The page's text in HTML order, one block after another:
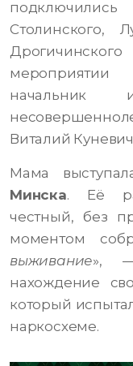
Столинского,
начальник
Виталий
Мама
Минска. Её
честный, без
моментом
выживание», —
нахождение
который
наркосхеме.